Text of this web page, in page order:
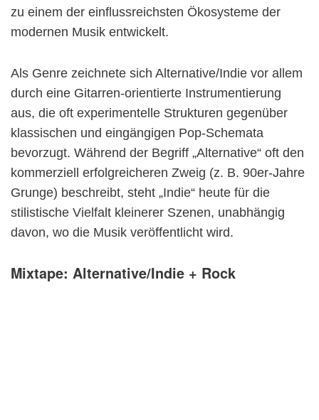
zu einem der einflussreichsten Ökosysteme der
modernen Musik entwickelt.
Als Genre zeichnete sich Alternative/Indie vor allem
durch eine Gitarren-orientierte Instrumentierung
aus, die oft experimentelle Strukturen gegenüber
klassischen und eingängigen Pop-Schemata
bevorzugt. Während der Begriff „Alternative“ oft den
kommerziell erfolgreicheren Zweig (z. B. 90er-Jahre
Grunge) beschreibt, steht „Indie“ heute für die
stilistische Vielfalt kleinerer Szenen, unabhängig
davon, wo die Musik veröffentlicht wird.
Mixtape: Alternative/Indie + Rock